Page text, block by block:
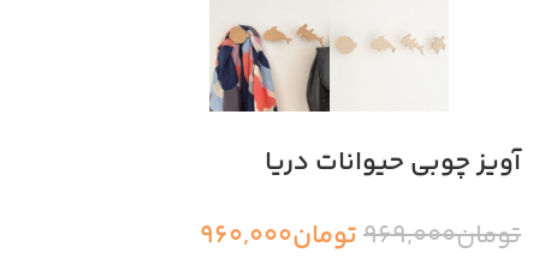
آویز چوبی حیوانات دریا
تومان969,000تومان960,000